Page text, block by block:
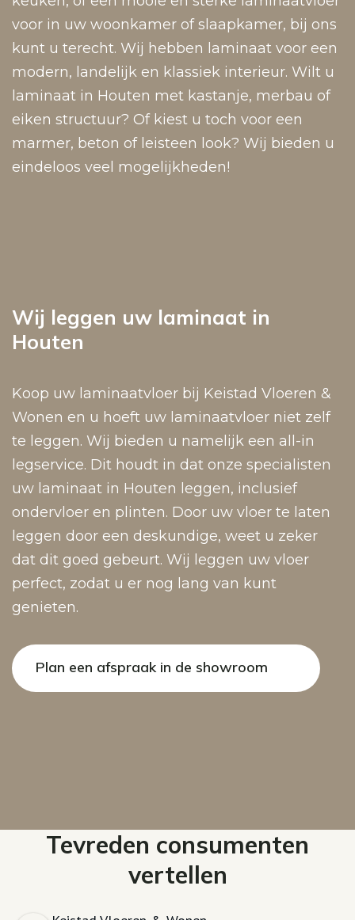
voor in uw woonkamer of slaapkamer, bij ons
kunt u terecht. Wij hebben laminaat voor een
modern, landelijk en klassiek interieur. Wilt u
laminaat in Houten met kastanje, merbau of
eiken structuur? Of kiest u toch voor een
marmer, beton of leisteen look? Wij bieden u
eindeloos veel mogelijkheden!
Wij leggen uw laminaat in
Houten
Koop uw laminaatvloer bij Keistad Vloeren &
Wonen en u hoeft uw laminaatvloer niet zelf
te leggen. Wij bieden u namelijk een all-in
legservice. Dit houdt in dat onze specialisten
uw laminaat in Houten leggen, inclusief
ondervloer en plinten. Door uw vloer te laten
leggen door een deskundige, weet u zeker
dat dit goed gebeurt. Wij leggen uw vloer
perfect, zodat u er nog lang van kunt
genieten.
Plan een afspraak in de showroom
Tevreden consumenten
vertellen